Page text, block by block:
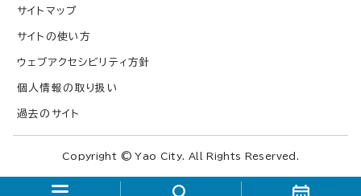
サイトマップ
サイトの使い方
ウェブアクセシビリティ方針
個人情報の取り扱い
過去のサイト
Copyright © Yao City. All Rights Reserved.